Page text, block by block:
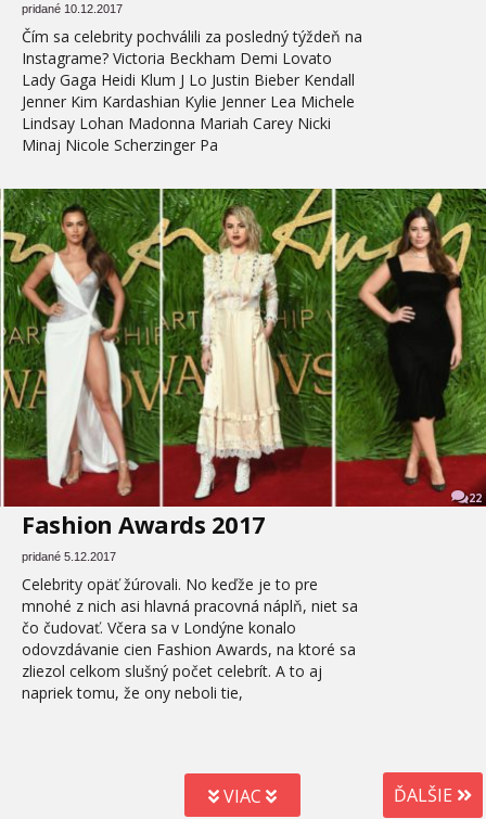
pridané 10.12.2017
Čím sa celebrity pochválili za posledný týždeň na
Instagrame? Victoria Beckham Demi Lovato
Lady Gaga Heidi Klum J Lo Justin Bieber Kendall
Jenner Kim Kardashian Kylie Jenner Lea Michele
Lindsay Lohan Madonna Mariah Carey Nicki
Minaj Nicole Scherzinger Pa
22
Fashion Awards 2017
pridané 5.12.2017
Celebrity opäť žúrovali. No keďže je to pre
mnohé z nich asi hlavná pracovná náplň, niet sa
čo čudovať. Včera sa v Londýne konalo
odovzdávanie cien Fashion Awards, na ktoré sa
zliezol celkom slušný počet celebrít. A to aj
napriek tomu, že ony neboli tie,
VIAC ĎALŠIE